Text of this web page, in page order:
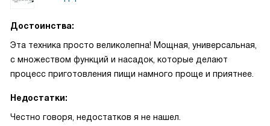
Достоинства:
Эта техника просто великолепна! Мощная, универсальная,
с множеством функций и насадок, которые делают
процесс приготовления пищи намного проще и приятнее.
Недостатки:
Честно говоря, недостатков я не нашел.